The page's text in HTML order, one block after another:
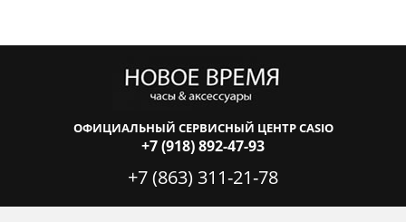
ОФИЦИАЛЬНЫЙ СЕРВИСНЫЙ ЦЕНТР CASIO
+7 (918) 892-47-93
+7 (863) 311-21-78